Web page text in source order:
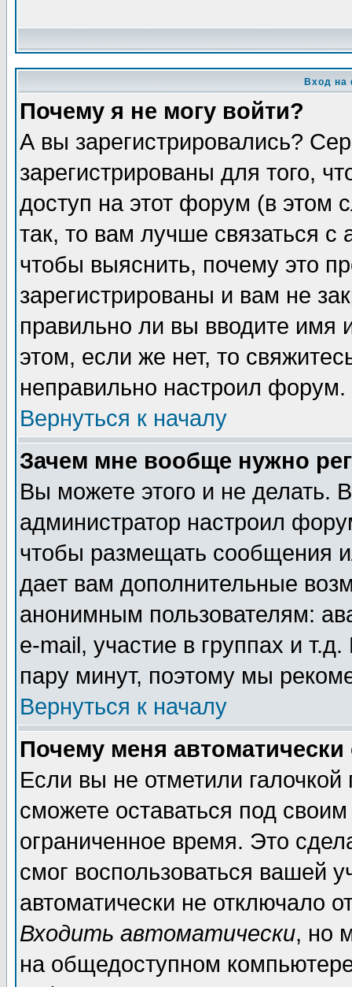
Вход на
Почему я не могу войти?
А вы зарегистрировались?
зарегистрированы для того,
доступ на этот форум (в этом
так, то вам лучше связаться
чтобы выяснить, почему это
зарегистрированы и вам не
правильно ли вы вводите
этом, если же нет, то
неправильно настроил форум.
Вернуться к началу
Зачем мне вообще нужно
Вы можете этого и не делать.
администратор настроил
чтобы размещать сообщения
дает вам дополнительные
анонимным пользователям:
e-mail, участие в группах и
пару минут, поэтому мы
Вернуться к началу
Почему меня автоматически
Если вы не отметили галочкой
сможете оставаться под
ограниченное время. Это
смог воспользоваться вашей
автоматически не отключало
Входить автоматически, но
на общедоступном